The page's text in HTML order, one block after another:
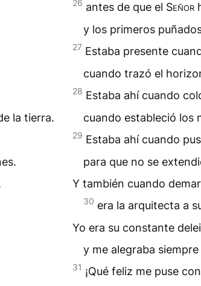
la tierra.
26 antes de que el Señor
y los primeros
27 Estaba presente
cuando trazó el
28 Estaba ahí cuando
cuando estableció los
29 Estaba ahí cuando
para que no se
Y también cuando
30 era la arquitecta a
Yo era su constante
y me alegraba
31 ¡Qué feliz me puse